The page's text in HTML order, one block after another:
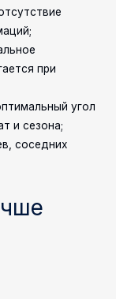
при
угол
и сезона;
соседних